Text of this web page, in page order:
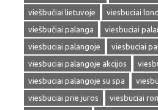
viešbučiai lietuvoje
viesbuciai
viešbučiai palanga
viesbuciai
viesbuciai palangoje
viesbuciai
viesbuciai palangoje akcijos
viesbuciai palangoje su spa
viesbuciai prie juros
viesbuciai